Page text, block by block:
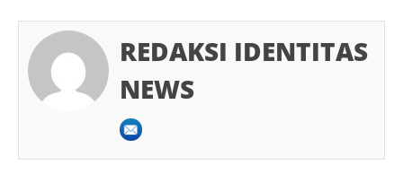
REDAKSI IDENTITAS
NEWS